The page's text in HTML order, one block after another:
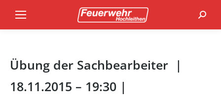
Übung der Sachbearbeiter |
18.11.2015 – 19:30 |